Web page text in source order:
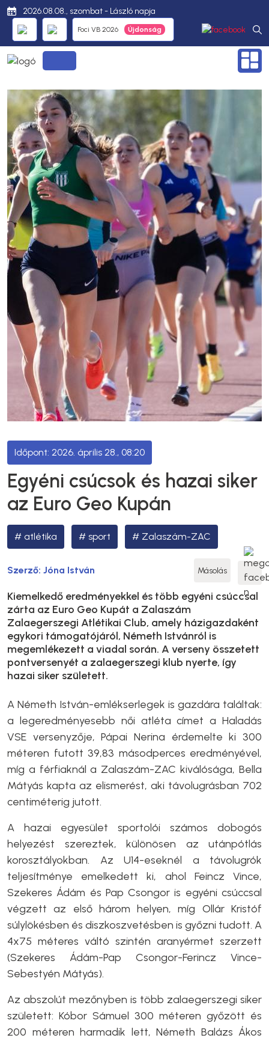
2026.08.08., szombat - László napja
Foci VB 2026
2026. április 28., 08:20
Egyéni csúcsok és hazai siker
az Euro Geo Kupán
atlétika sport Zalaszám-ZAC
Szerző: Jóna István Másolás
Kiemelkedő eredményekkel és több egyéni csúccsal
zárta az Euro Geo Kupát a Zalaszám
Zalaegerszegi Atlétikai Club, amely házigazdaként
egykori támogatójáról, Németh Istvánról is
megemlékezett a viadal során. A verseny összetett
pontversenyét a zalaegerszegi klub nyerte, így
hazai siker született.
A Németh István-emlékserlegek is gazdára találtak:
a legeredményesebb női atléta címet a Haladás
VSE versenyzője, Pápai Nerina érdemelte ki 300
méteren futott 39,83 másodperces eredményével,
míg a férfiaknál a Zalaszám-ZAC kiválósága, Bella
Mátyás kapta az elismerést, aki távolugrásban 702
centiméterig jutott.
A hazai egyesület sportolói számos dobogós
helyezést szereztek, különösen az utánpótlás
korosztályokban. Az U14-eseknél a távolugrók
teljesítménye emelkedett ki, ahol Feincz Vince,
Szekeres Ádám és Pap Csongor is egyéni csúccsal
végzett az első három helyen, míg Ollár Kristóf
súlylökésben és diszkoszvetésben is győzni tudott. A
4x75 méteres váltó szintén aranyérmet szerzett
(Szekeres Ádám-Pap Csongor-Ferincz Vince-
Sebestyén Mátyás).
Az abszolút mezőnyben is több zalaegerszegi siker
született: Kóbor Sámuel 300 méteren győzött és
200 méteren harmadik lett, Németh Balázs Ákos